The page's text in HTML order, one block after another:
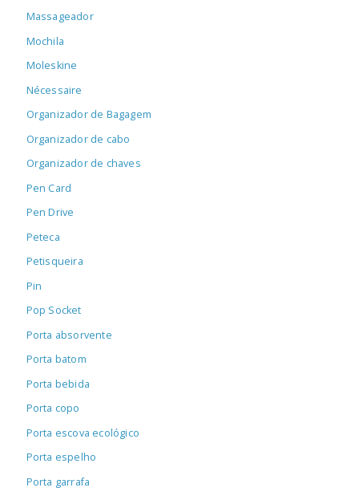
Massageador
Mochila
Moleskine
Nécessaire
Organizador de Bagagem
Organizador de cabo
Organizador de chaves
Pen Card
Pen Drive
Peteca
Petisqueira
Pin
Pop Socket
Porta absorvente
Porta batom
Porta bebida
Porta copo
Porta escova ecológico
Porta espelho
Porta garrafa